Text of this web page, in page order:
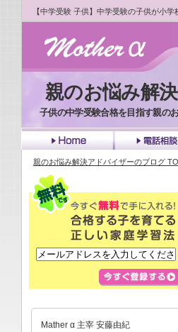
【中学受験 子供】中学受験の子供が小
親のお悩み解決アドバイザーのブログ
top
Mather α 主宰 安藤由紀
親のお悩み解
子供の中学受験合格を目指す親の
top